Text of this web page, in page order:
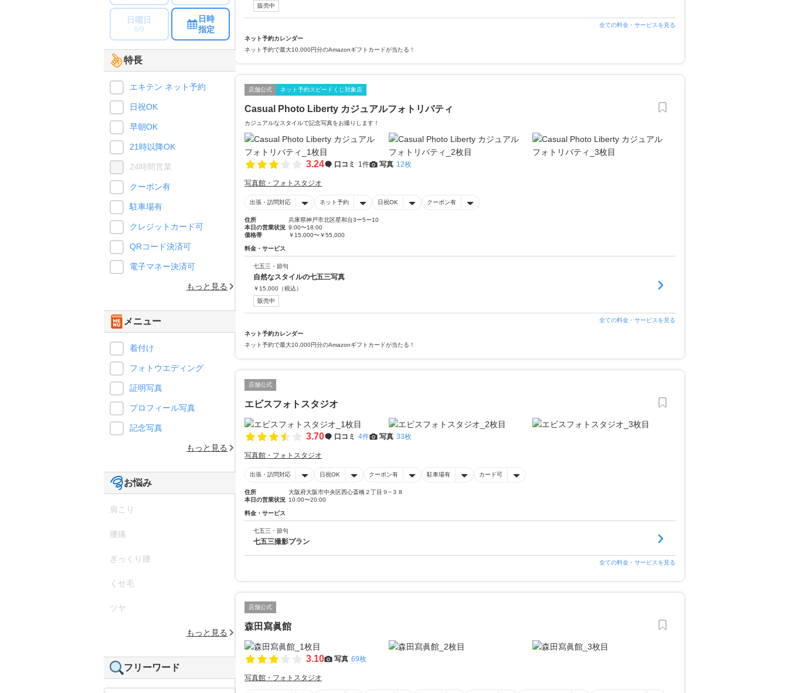
販売中
全ての料金・サービスを見る
ネット予約カレンダー
ネット予約で最大10,000円分のAmazonギフトカードが当たる！
店舗公式 ネット予約スピードくじ対象店
Casual Photo Liberty カジュアルフォトリバティ
カジュアルなスタイルで記念写真をお撮りします！
3.24 口コミ 1件 写真 12枚
写真館・フォトスタジオ
出張・訪問対応 ネット予約 日祝OK クーポン有
住所
兵庫県神戸市北区星和台3ー5ー10
本日の営業状況 9:00〜18:00
価格帯
￥15,000〜￥55,000
料金・サービス
七五三・節句
自然なスタイルの七五三写真
￥ 15,000 （税込）
販売中
全ての料金・サービスを見る
ネット予約カレンダー
ネット予約で最大10,000円分のAmazonギフトカードが当たる！
店舗公式
エビスフォトスタジオ
3.70 口コミ 4件 写真 33枚
写真館・フォトスタジオ
出張・訪問対応 日祝OK クーポン有 駐車場有 カード可
住所
大阪府大阪市中央区西心斎橋２丁目９−３８
本日の営業状況 10:00〜20:00
料金・サービス
七五三・節句
七五三撮影プラン
全ての料金・サービスを見る
店舗公式
森田寫眞館
3.10 写真 69枚
写真館・フォトスタジオ
日曜日
8/9
日時
指定
特長
エキテン ネット予約
日祝OK
早朝OK
21時以降OK
24時間営業
クーポン有
駐車場有
クレジットカード可
QRコード決済可
電子マネー決済可
もっと見る
メニュー
着付け
フォトウエディング
証明写真
プロフィール写真
記念写真
もっと見る
お悩み
肩こり
腰痛
ぎっくり腰
くせ毛
ツヤ
もっと見る
フリーワード